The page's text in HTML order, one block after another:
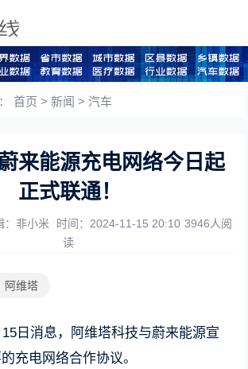
首页 >新闻 >汽车
来能源充电网络今日起
正式联通！
：非小米 时间：2024-11-15 20:10 3946人阅
读
阿维塔
日消息，阿维塔科技与蔚来能源宣
充电网络合作协议。